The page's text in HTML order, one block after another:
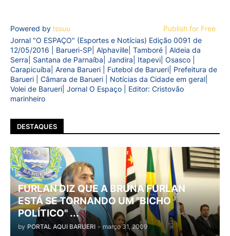
Powered by Issuu
Publish for Free
Jornal "O ESPAÇO" (Esportes e Notícias) Edição 0091 de
12/05/2016 | Barueri-SP| Alphaville| Tamboré | Aldeia da
Serra| Santana de Parnaíba| Jandira| Itapevi| Osasco |
Carapicuíba| Arena Barueri | Futebol de Barueri| Prefeitura de
Barueri | Câmara de Barueri | Notícias da Cidade em geral|
Volei de Barueri| Jornal O Espaço | Editor: Cristovão
marinheiro
DESTAQUES
FURLAN DIZ QUE A BRUNA FURLAN
ESTÁ SE TORNANDO UM "BICHO
POLÍTICO" ...
by PORTAL AQUI BARUERI - março 31, 2009